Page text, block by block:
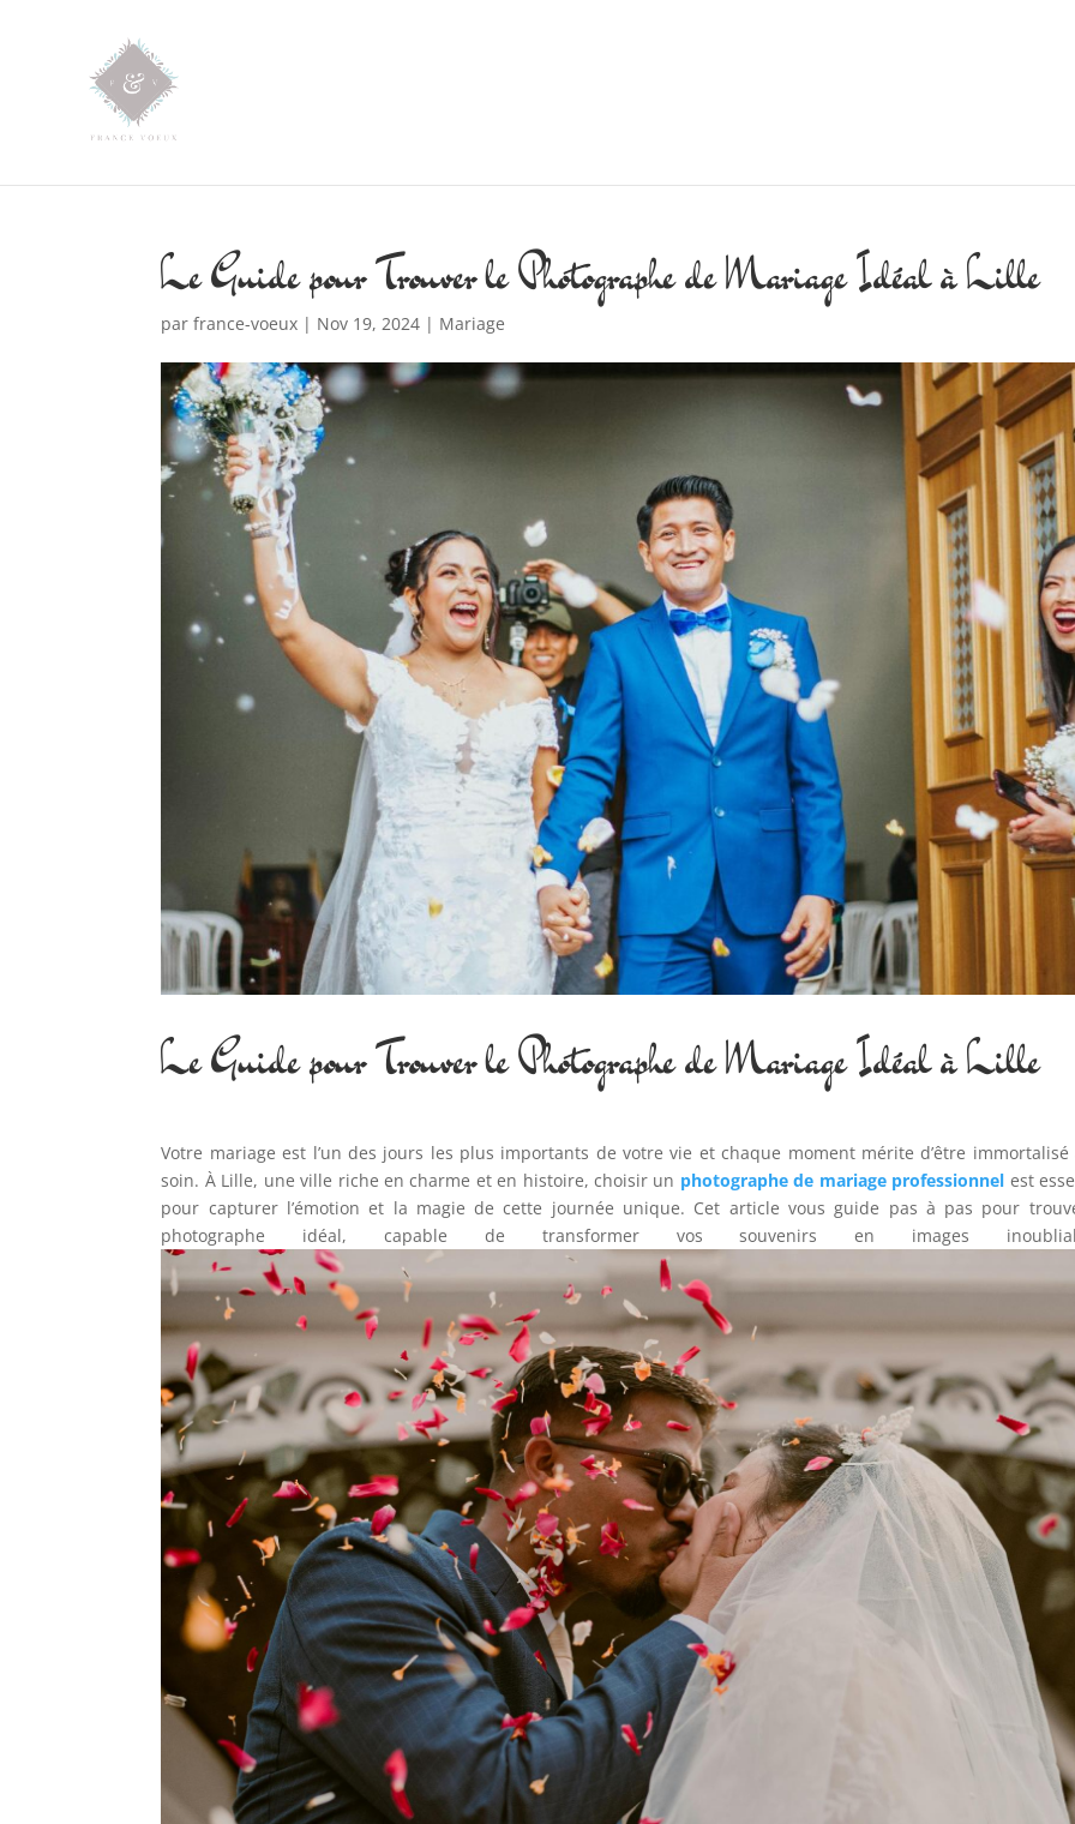
Le Guide pour Trouver le Photographe de Mariage Idéal à Lille
parfrance-voeux | Nov 19, 2024 | Mariage
Le Guide pour Trouver le Photographe de Mariage Idéal à Lille
Votre mariage est l’un des jours les plus importants de votre vie et chaque moment mérite d’être immortalisé
soin. À Lille, une ville riche en charme et en histoire, choisir un photographe de mariage professionnel est
pour capturer l’émotion et la magie de cette journée unique. Cet article vous guide pas à pas pour
photographe idéal, capable de transformer vos souvenirs en images